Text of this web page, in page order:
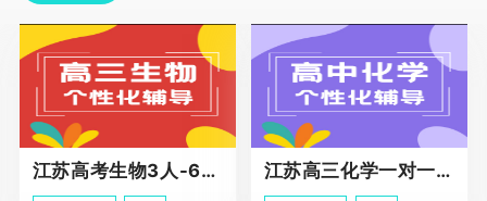
江苏高考生物3人-6人小班助力课程 江苏高三化学一对一个性化冲刺辅导